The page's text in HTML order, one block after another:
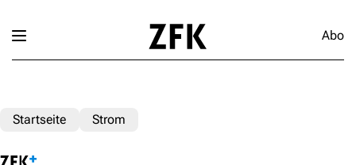
Abo
Startseite Strom